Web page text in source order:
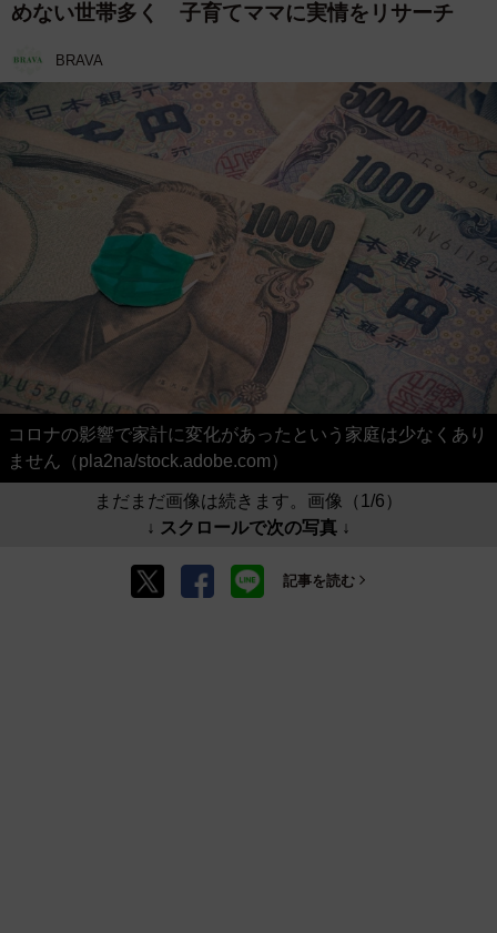
めない世帯多く 子育てママに実情をリサーチ
BRAVA
コロナの影響で家計に変化があったという家庭は少なくあり
ません（pla2na/stock.adobe.com）
まだまだ画像は続きます。画像（1/6）
↓ スクロールで次の写真 ↓
記事を読む